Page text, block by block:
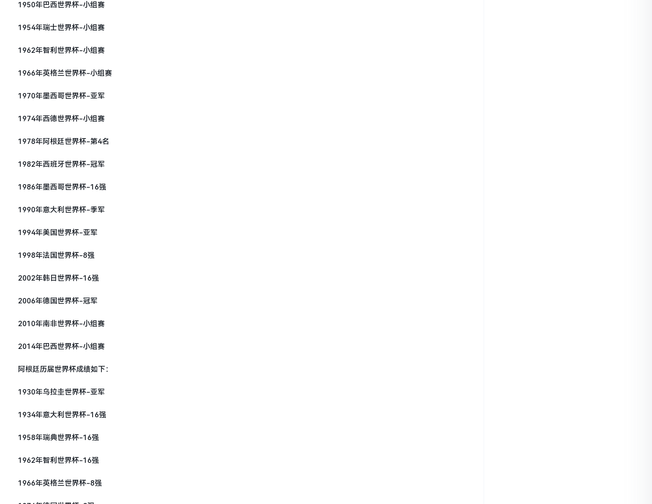
1950年巴西世界杯-小组赛
1954年瑞士世界杯-小组赛
1962年智利世界杯-小组赛
1966年英格兰世界杯-小组赛
1970年墨西哥世界杯-亚军
1974年西德世界杯-小组赛
1978年阿根廷世界杯-第4名
1982年西班牙世界杯-冠军
1986年墨西哥世界杯-16强
1990年意大利世界杯-季军
1994年美国世界杯-亚军
1998年法国世界杯-8强
2002年韩日世界杯-16强
2006年德国世界杯-冠军
2010年南非世界杯-小组赛
2014年巴西世界杯-小组赛
阿根廷历届世界杯成绩如下：
1930年乌拉圭世界杯-亚军
1934年意大利世界杯-16强
1958年瑞典世界杯-16强
1962年智利世界杯-16强
1966年英格兰世界杯-8强